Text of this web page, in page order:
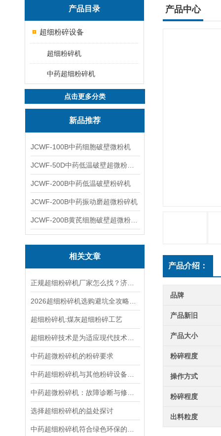
产品目录
超细粉碎设备
超细粉碎机
中药超细粉碎机
点击更多分类
新品推荐
JCWF-100B中药细胞破壁微粉机
JCWF-200B中药低温破壁粉碎机
JCWF-200B中药振动磨超微粉碎机
相关文章
超细粉碎机:煤灰超细粉碎工艺
中药超微粉碎机的粉碎要求
选择超细粉碎机的益处探讨
产品中心
产品介绍：
品牌
产品新旧
产品大小
粉碎程度
操作方式
粉碎程度
出料粒度